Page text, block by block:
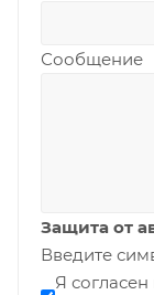
Сообщение
Защита от
Введите
Я согласен